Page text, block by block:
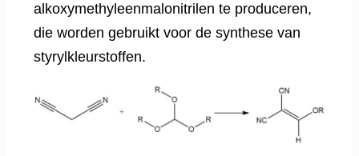
alkoxymethyleenmalonitrilen te produceren,
die worden gebruikt voor de synthese van
styrylkleurstoffen.